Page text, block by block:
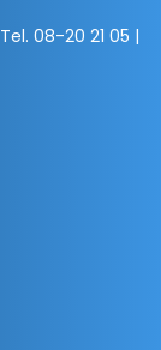
08-20 21 05 |